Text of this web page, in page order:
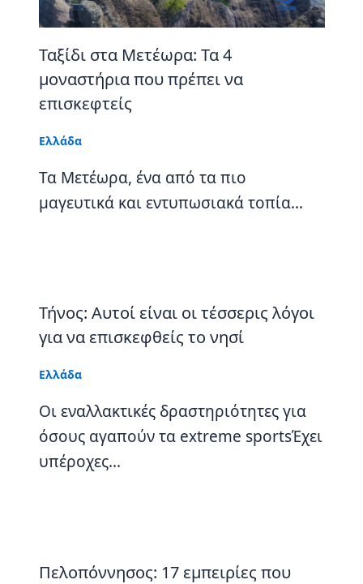
Ταξίδι στα Μετέωρα: Τα 4
μοναστήρια που πρέπει να
επισκεφτείς
Ελλάδα
Τα Μετέωρα, ένα από τα πιο
μαγευτικά και εντυπωσιακά τοπία…
Τήνος: Αυτοί είναι οι τέσσερις λόγοι
για να επισκεφθείς το νησί
Ελλάδα
Οι εναλλακτικές δραστηριότητες για
όσους αγαπούν τα extreme sportsΈχει
υπέροχες…
Πελοπόννησος: 17 εμπειρίες που